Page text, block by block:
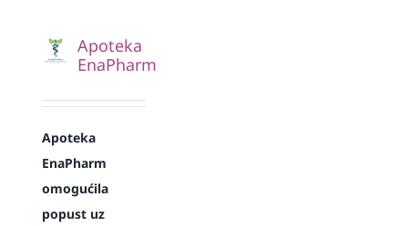
Apoteka
EnaPharm
Apoteka
EnaPharm
omogućila
popust uz